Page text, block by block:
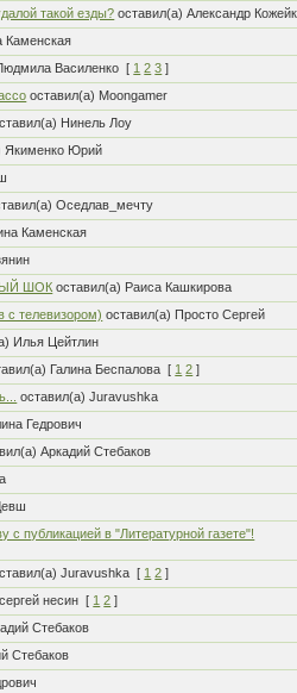
такой езды? оставил(а) Александр
Каменская
Василенко [ 1 2 3 ]
оставил(а) Moongamer
Нинель Лоу
Якименко Юрий
Оседлав_мечту
Каменская
ШОК оставил(а) Раиса Кашкирова
с телевизором) оставил(а) Просто Сергей
Илья Цейтлин
Галина Беспалова [ 1 2 ]
оставил(а) Juravushka
Гедрович
Аркадий Стебаков
с публикацией в "Литературной газете"!
Juravushka [ 1 2 ]
несин [ 1 2 ]
Стебаков
Стебаков